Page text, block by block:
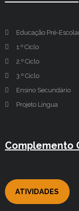
Educação Pré-
1.º Ciclo
2.º Ciclo
3.º Ciclo
Ensino Secundário
Projeto Língua
Complemento
ATIVIDADES